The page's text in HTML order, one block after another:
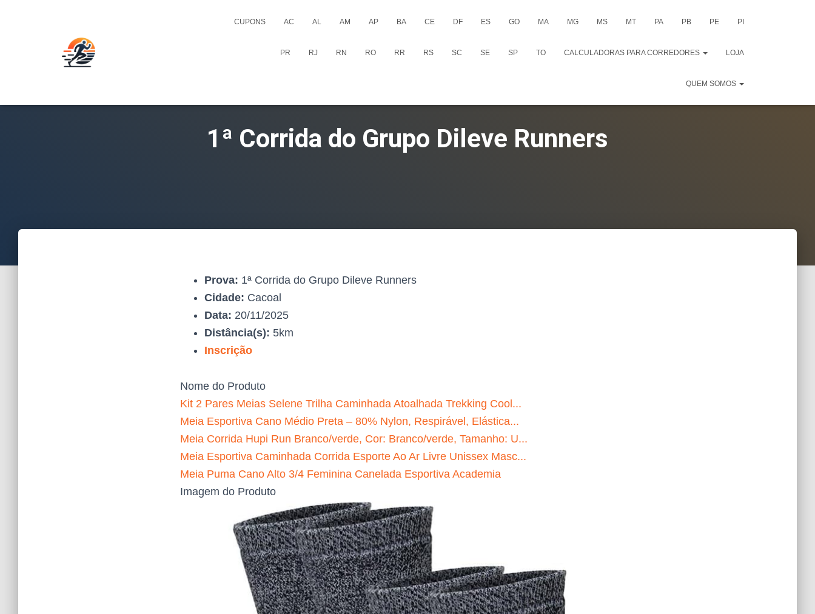
CUPONS AC AL AM AP BA CE DF ES GO MA MG MS MT PA PB PE PI
PR RJ RN RO RR RS SC SE SP TO CALCULADORAS PARA CORREDORES LOJA
QUEM SOMOS
1ª Corrida do Grupo Dileve Runners
Prova: 1ª Corrida do Grupo Dileve Runners
Cidade: Cacoal
Data: 20/11/2025
Distância(s): 5km
Inscrição
Nome do Produto
Kit 2 Pares Meias Selene Trilha Caminhada Atoalhada Trekking Cool...
Meia Esportiva Cano Médio Preta – 80% Nylon, Respirável, Elástica...
Meia Corrida Hupi Run Branco/verde, Cor: Branco/verde, Tamanho: U...
Meia Esportiva Caminhada Corrida Esporte Ao Ar Livre Unissex Masc...
Meia Puma Cano Alto 3/4 Feminina Canelada Esportiva Academia
Imagem do Produto